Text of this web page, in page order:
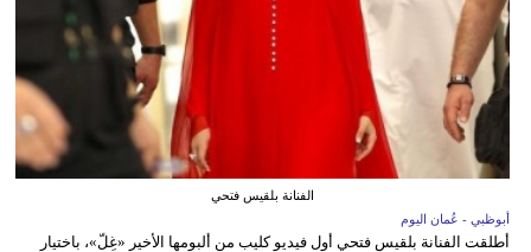
الفنانة بلقيس فتحي
أبوظبي - عُمان اليوم
أطلقت الفنانة بلقيس فتحي أول فيديو كليب من ألبومها الأخير «غِلّ»، باختيار